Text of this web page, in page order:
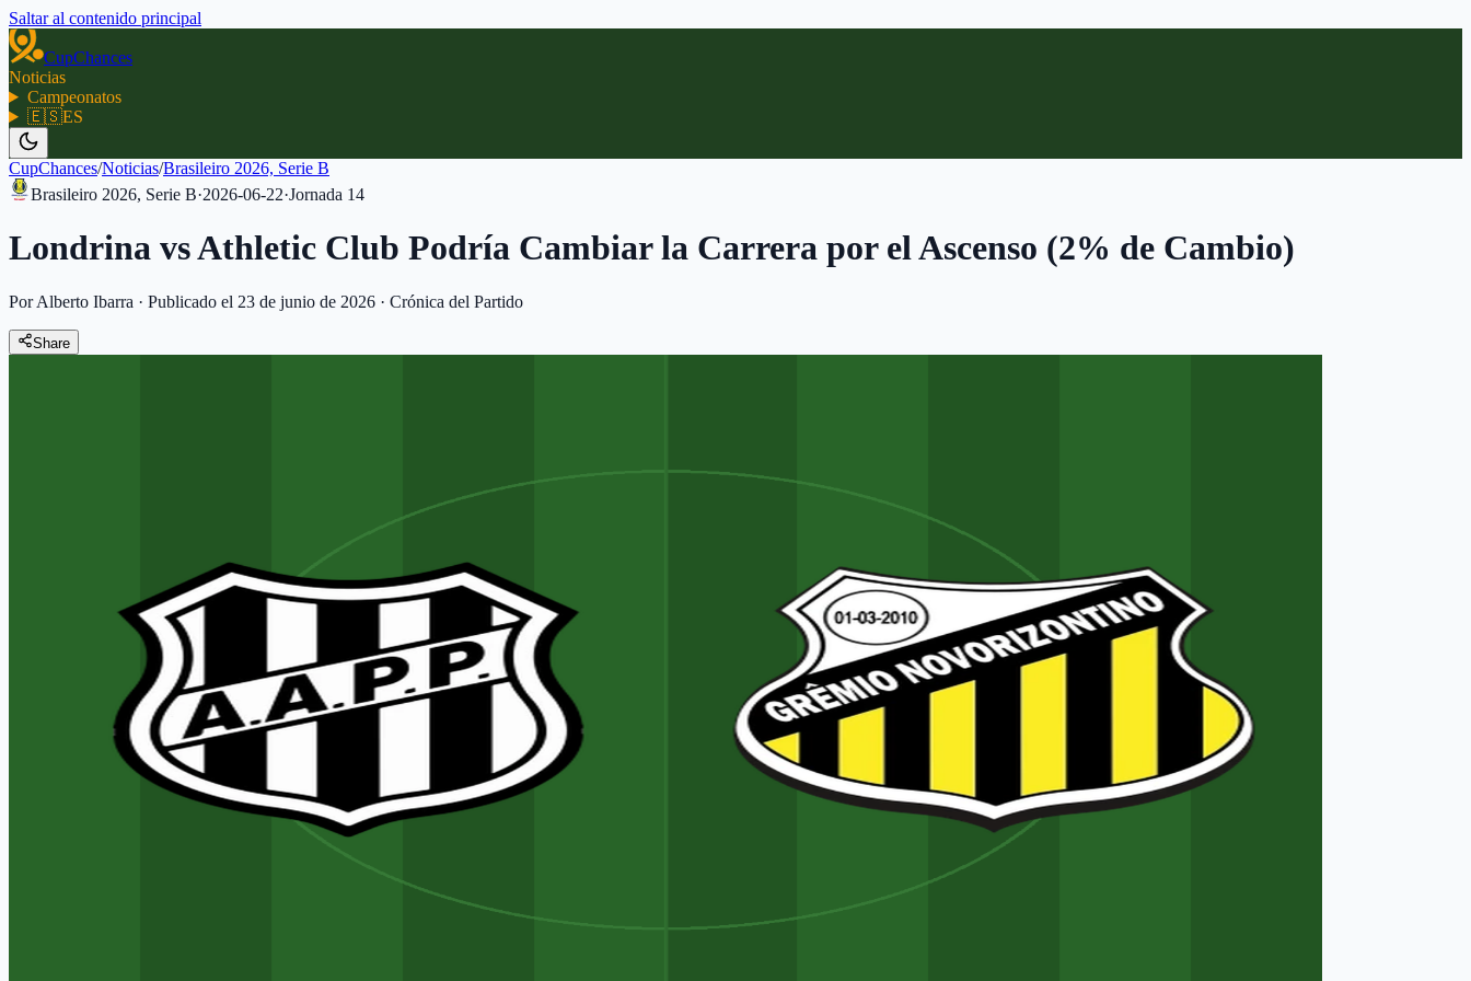
Saltar al contenido principal
CupChances
Noticias
Campeonatos
🇪🇸ES
CupChances/Noticias/Brasileiro 2026, Serie B
Brasileiro 2026, Serie B·2026-06-22·Jornada 14
Londrina vs Athletic Club Podría Cambiar la Carrera por el Ascenso (2% de Cambio)
Por Alberto Ibarra · Publicado el 23 de junio de 2026 · Crónica del Partido
Share